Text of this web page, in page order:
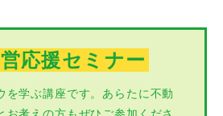
応援セミナー
を学ぶ講座です。あらたに不動